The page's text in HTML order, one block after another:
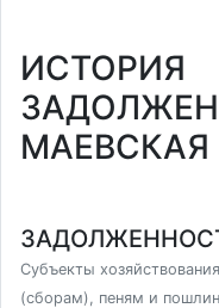
ИСТОРИЯ
МАЕВСКАЯ
Субъекты
(сборам), пеням и